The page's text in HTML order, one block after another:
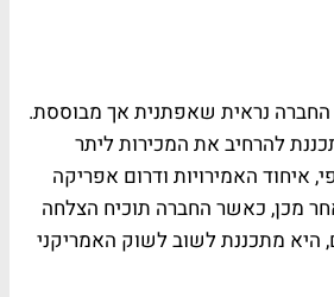
נראית שאפתנית אך מבוססת.
להרחיב את המכירות ליתר
איחוד האמירויות ודרום אפריקה
רק לאחר מכן, כאשר החברה תוכיח הצלחה
היא מתכננת לשוב לשוק האמריקני